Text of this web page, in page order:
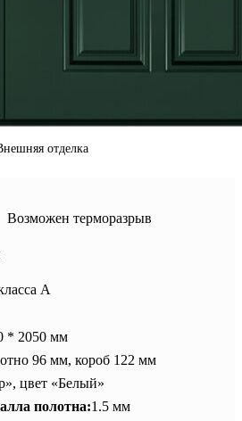
отделка
Возможен терморазрыв
А
* 2050 мм
96 мм, короб 122 мм
цвет «Белый»
полотна:1.5 мм